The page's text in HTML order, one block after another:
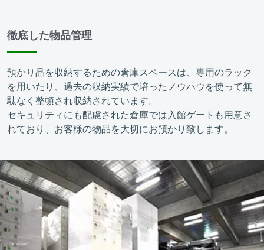
徹底した物品管理
預かり品を収納するための倉庫スペースは、専用のラック
を用いたり、過去の収納実績で培ったノウハウを使って無
駄なく整頓され収納されています。
セキュリティにも配慮された倉庫では入館ゲートも用意さ
れており、お客様の物品を大切にお預かり致します。